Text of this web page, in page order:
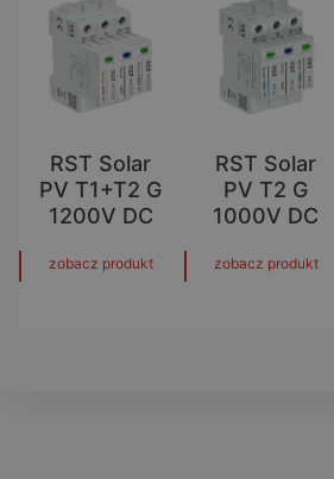
RST Solar
PV T1+T2 G
1200V DC
zobacz produkt
RST Solar
PV T2 G
1000V DC
zobacz produkt